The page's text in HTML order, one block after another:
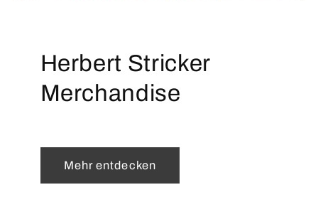
Herbert Stricker
Merchandise
Mehr entdecken